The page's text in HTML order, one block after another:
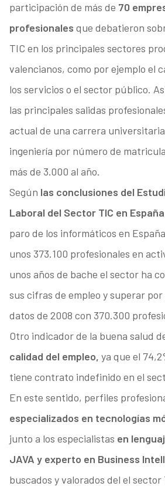
participación de más de 70
profesionales que debatieron
TIC en los principales sectores
valencianos, como por ejemplo el
los servicios o el sector público.
las principales salidas
actual de una carrera universitaria
ingeniería por número de
más de 3.000 al año.
Según las conclusiones del
Laboral del Sector TIC en España
paro de los informáticos en
unos 373.100 profesionales en
unos años de bache el sector ha
sus cifras de empleo y superar
datos de 2008 con 370.300
Otro indicador de la buena salud
calidad del empleo, ya que el
tiene contrato indefinido en el
En este sentido, perfiles
especializados en tecnologías
junto a los especialistas en
JAVA y experto en Business
buscados y valorados del el sector